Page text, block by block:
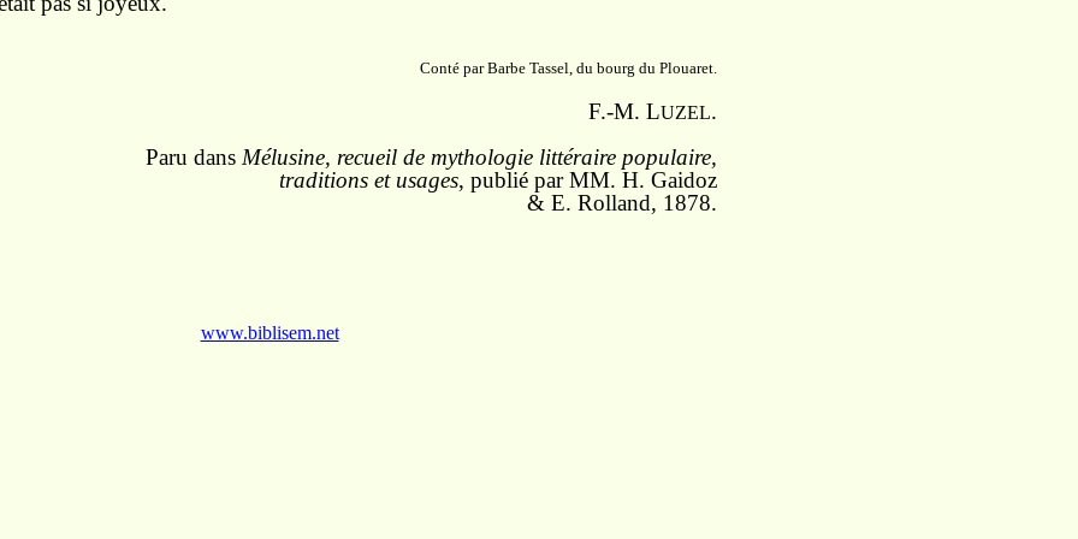
Conté par Barbe Tassel, du bourg du Plouaret.
F.-M. LUZEL.
Paru dans Mélusine, recueil de mythologie littéraire populaire,
traditions et usages, publié par MM. H. Gaidoz
& E. Rolland, 1878.
www.biblisem.net